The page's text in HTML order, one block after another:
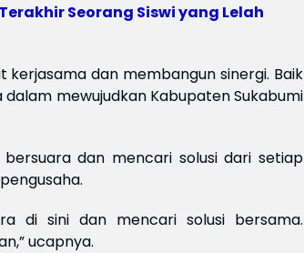
Seorang Siswi yang Lelah
dan membangun sinergi. Baik
mewujudkan Kabupaten Sukabumi
dan mencari solusi dari setiap
di sini dan mencari solusi bersama.
ucapnya.